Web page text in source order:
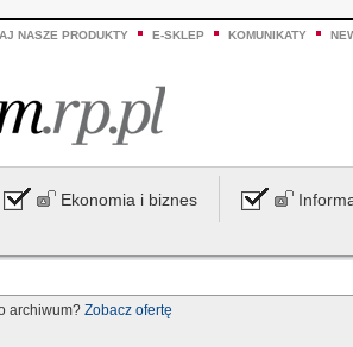
NASZE PRODUKTY E-SKLEP KOMUNIKATY
Ekonomia i biznes
archiwum? Zobacz ofertę